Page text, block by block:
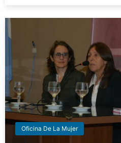
Oficina De La Mujer